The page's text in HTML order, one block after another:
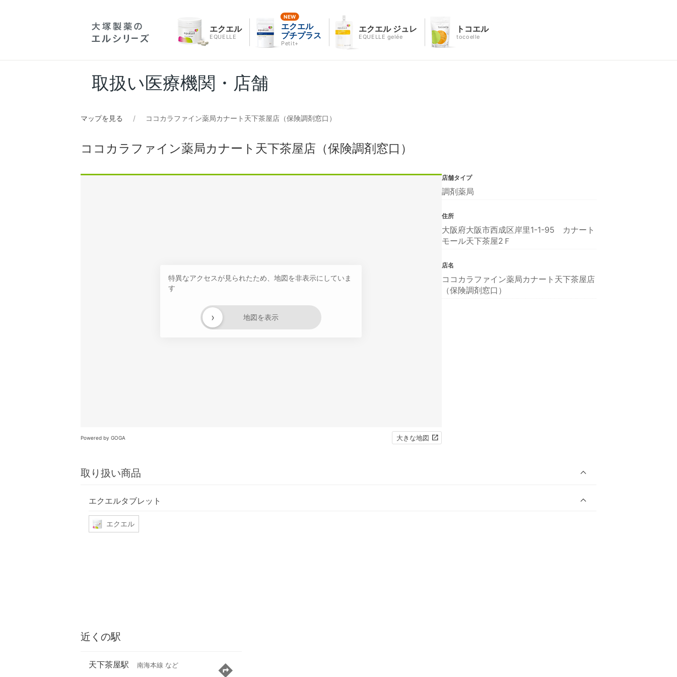
エクエル
EQUELLE
エクエル
プチプラス
Petit+
エクエル ジュレ
EQUELLE gelée
トコエル
tocoelle
取扱い医療機関・店舗
マップを見る ココカラファイン薬局カナート天下茶屋店（保険調剤窓口）
ココカラファイン薬局カナート天下茶屋店（保険調剤窓口）
特異なアクセスが見られたため、地図を非表示にしていま
す
地図を表示
›
Powered by GOGA 大きな地図
取り扱い商品
エクエルタブレット
エクエル
店舗タイプ
調剤薬局
住所
大阪府大阪市西成区岸里1-1-95 カナート
モール天下茶屋2Ｆ
店名
ココカラファイン薬局カナート天下茶屋店
（保険調剤窓口）
近くの駅
天下茶屋駅 南海本線 など